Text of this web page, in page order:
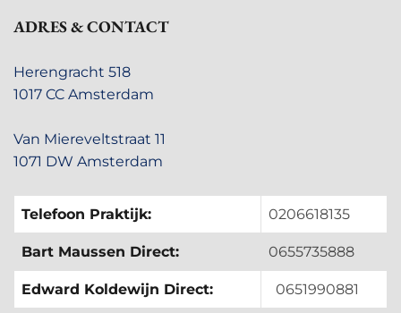
ADRES & CONTACT
Herengracht 518
1017 CC Amsterdam
Van Miereveltstraat 11
1071 DW Amsterdam
Telefoon Praktijk: 0206618135
Bart Maussen Direct: 0655735888
Edward Koldewijn Direct: 0651990881